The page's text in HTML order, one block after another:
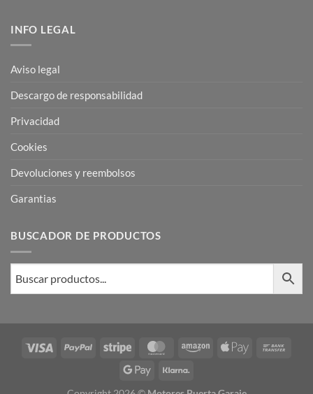
INFO LEGAL
Aviso legal
Descargo de responsabilidad
Privacidad
Cookies
Devoluciones y reembolsos
Garantias
BUSCADOR DE PRODUCTOS
Visa PayPal Stripe MasterCardAmazonApple
Google
Pay